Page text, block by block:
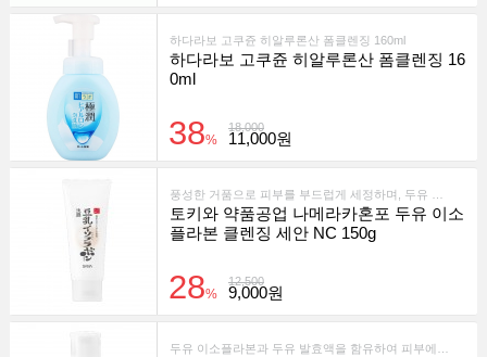
하다라보 고쿠쥰 히알루론산 폼클렌징 160ml
하다라보 고쿠쥰 히알루론산 폼클렌징 16
0ml
18,000
38% 11,000원
토키와 약품공업 나메라카혼포 두유 이소
플라본 클렌징 세안 NC 150g
12,500
28% 9,000원